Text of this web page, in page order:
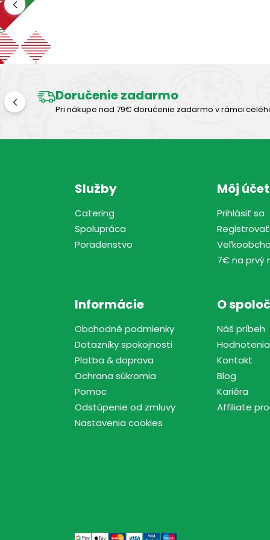
Doručenie zadarmo
Pri nákupe nad 79€ doručenie zadarmo v rámci
Služby
Catering
Spolupráca
Poradenstvo
Môj účet
Prihlásiť sa
7€ na prvý
Informácie
Obchodné podmienky
Dotazníky spokojnosti
Platba & doprava
Ochrana súkromia
Pomoc
Odstúpenie od zmluvy
Nastavenia cookies
O
Náš príbeh
Kontakt
Blog
Kariéra
Affiliate